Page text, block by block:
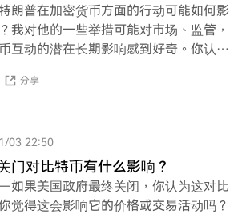
朗普在加密货币方面的行动可能如何影
我对他的一些举措可能对市场、监管，
互动的潜在长期影响感到好奇。你认为
分享
03 22:50
门对比特币有什么影响？
果美国政府最终关闭，你认为这对比
觉得这会影响它的价格或交易活动吗？